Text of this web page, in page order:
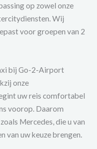
op zowel onze
Wij
voor groepen van 2
bij Go-2-Airport
onze
uw reis comfortabel
voorop. Daarom
Mercedes, die u van
van uw keuze brengen.